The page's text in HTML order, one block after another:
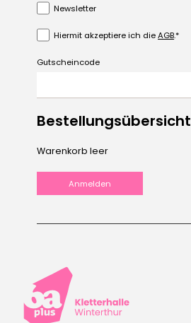
Newsletter
Hiermit akzeptiere ich dieAGB.
Gutscheincode
Bestellungsübersicht
Warenkorb leer